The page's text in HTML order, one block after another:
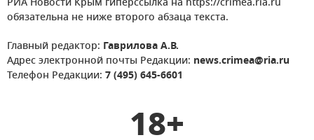
обязательна не ниже второго абзаца текста.
Главный редактор: Гаврилова А.В.
Адрес электронной почты Редакции: news.crimea@ria.ru
Телефон Редакции: 7 (495) 645-6601
18+